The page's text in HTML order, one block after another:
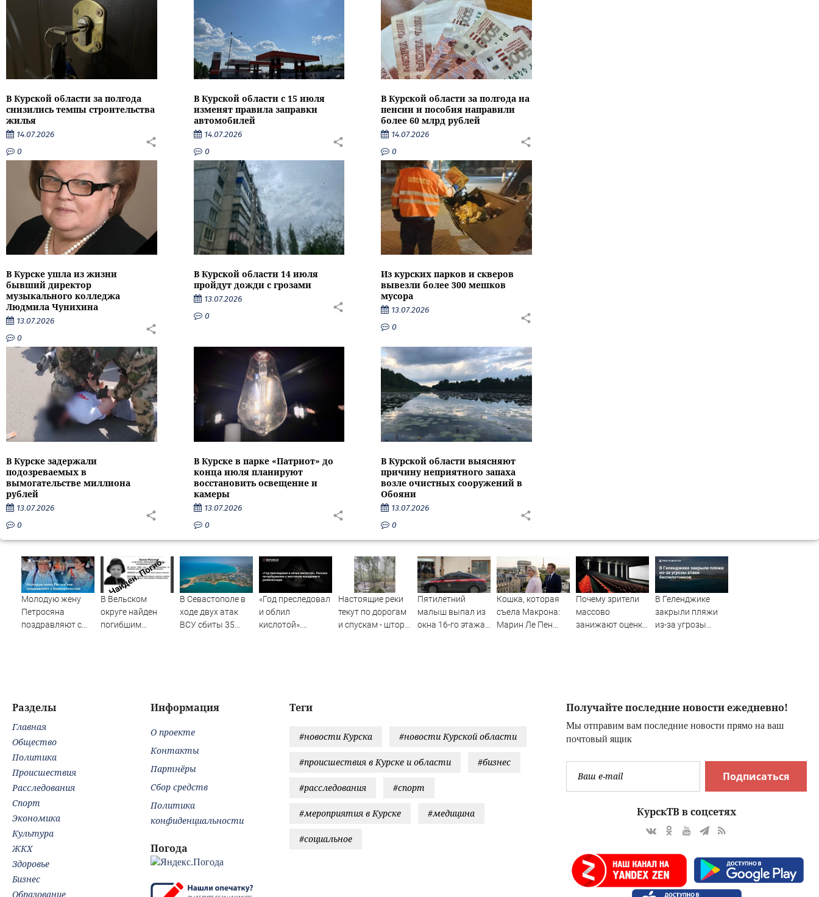
В Курской области за полгода
снизились темпы строительства
жилья
14.07.2026
0
В Курской области с 15 июля
изменят правила заправки
автомобилей
14.07.2026
0
В Курской области за полгода на
пенсии и пособия направили
более 60 млрд рублей
14.07.2026
0
В Курске ушла из жизни
бывший директор
музыкального колледжа
Людмила Чунихина
13.07.2026
0
В Курской области 14 июля
пройдут дожди с грозами
13.07.2026
0
Из курских парков и скверов
вывезли более 300 мешков
мусора
13.07.2026
0
В Курске задержали
подозреваемых в
вымогательстве миллиона
рублей
13.07.2026
0
В Курске в парке «Патриот» до
конца июля планируют
восстановить освещение и
камеры
13.07.2026
0
В Курской области выясняют
причину неприятного запаха
возле очистных сооружений в
Обояни
13.07.2026
0
Молодую жену
Петросяна
поздравляют с
В Вельском
округе найден
погибшим
В Севастополе в
ходе двух атак
ВСУ сбиты 35
«Год преследовал
и облил
кислотой».
Настоящие реки
текут по дорогам
и спускам - шторм
Пятилетний
малыш выпал из
окна 16-го этажа
Кошка, которая
съела Макрона:
Марин Ле Пен
Почему зрители
массово
занижают оценки
В Геленджике
закрыли пляжи
из-за угрозы
Получайте последние новости ежедневно!
Мы отправим вам последние новости прямо на ваш
почтовый ящик
Подписаться
КурскТВ в соцсетях
Теги
#новости Курска #новости Курской области
#происшествия в Курске и области #бизнес
#расследования #спорт
#мероприятия в Курске #медицина
#социальное
Разделы
Главная
Общество
Политика
Происшествия
Расследования
Спорт
Экономика
Культура
ЖКХ
Здоровье
Бизнес
Образование
Информация
О проекте
Контакты
Партнёры
Сбор средств
Политика
конфиденциальности
Погода